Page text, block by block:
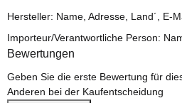
Hersteller: Name, Adresse, Land´, E-
Importeur/Verantwortliche Person:
Bewertungen
Geben Sie die erste Bewertung für
Anderen bei der Kaufentscheidung